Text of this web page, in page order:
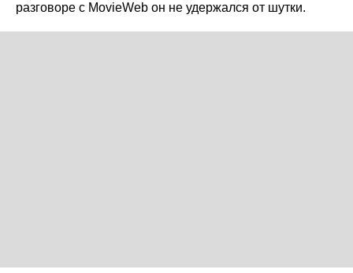
разговоре с MovieWeb он не удержался от шутки.